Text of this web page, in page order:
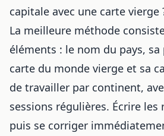
capitale avec une carte vierge
La meilleure méthode
éléments : le nom du pays,
carte du monde vierge et sa
de travailler par continent,
sessions régulières. Écrire les
puis se corriger